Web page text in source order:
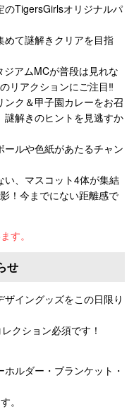
TigersGirlsオリジナルパ
て謎解きクリアを目指
アムMCが普段は見れな
リアクションにご注目‼
ク＆甲子園カレーをお召
謎解きのヒントを見逃すか
ルや色紙があたるチャン
、マスコット4体が集結
！今までにない距離感で
す。
せ
イングッズをこの日限り
クション必須です！
ルダー・ブランケット・
。